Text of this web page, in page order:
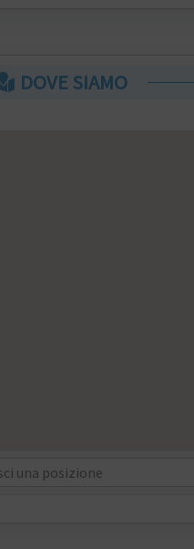
DOVE SIAMO